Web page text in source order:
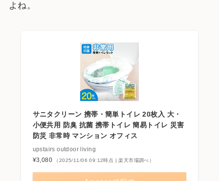
よね。
サニタクリーン 携帯・簡単トイレ 20枚入 大・
小便共用 防臭 抗菌 携帯トイレ 簡易トイレ 災害
防災 非常時 マンション オフィス
upstairs outdoor living
¥3,080
（2025/11/06 09:12時点 | 楽天市場調べ）